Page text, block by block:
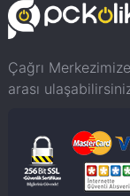
Çağrı
arası